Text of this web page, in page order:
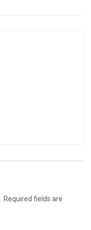
Required fields are